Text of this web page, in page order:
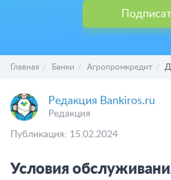
Главная Банки Агропромкредит
Редакция Bankiros.ru
Редакция
Публикация: 15.02.2024
Условия